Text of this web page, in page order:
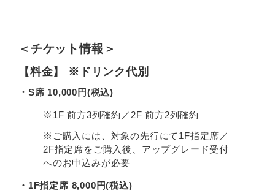
＜チケット情報＞
【料金】 ※ドリンク代別
・S席 10,000円(税込)
※1F 前方3列確約／2F 前方2列確約
※ご購入には、対象の先行にて1F指定席／
2F指定席をご購入後、アップグレード受付
へのお申込みが必要
・1F指定席 8,000円(税込)